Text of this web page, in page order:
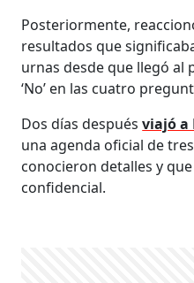
Posteriormente,
resultados que
urnas desde que llegó al
‘No’ en las cuatro
Dos días despuésviajó a
una agenda oficial de
conocieron detalles y
confidencial.